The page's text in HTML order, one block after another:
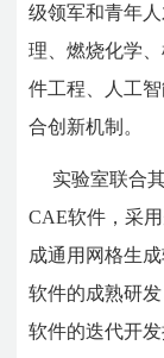
级领军和青年
理、燃烧化学
件工程、人工
合创新机制。
实验室联合
CAE软件，采
成通用网格生
软件的成熟研
软件的迭代开发